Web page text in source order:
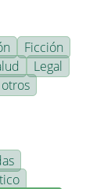
Ficción
Legal
otros